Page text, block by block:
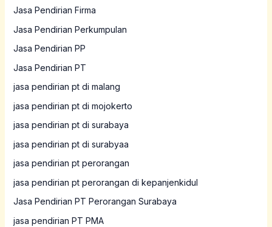
Jasa Pendirian Firma
Jasa Pendirian Perkumpulan
Jasa Pendirian PP
Jasa Pendirian PT
jasa pendirian pt di malang
jasa pendirian pt di mojokerto
jasa pendirian pt di surabaya
jasa pendirian pt di surabyaa
jasa pendirian pt perorangan
jasa pendirian pt perorangan di kepanjenkidul
Jasa Pendirian PT Perorangan Surabaya
jasa pendirian PT PMA